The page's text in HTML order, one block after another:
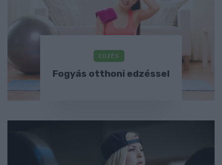
EDZÉS
Fogyás otthoni edzéssel